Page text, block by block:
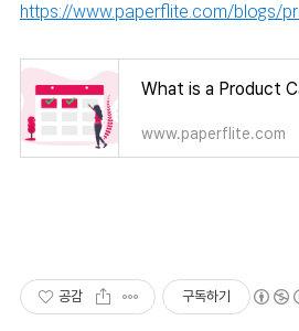
https://www.paperflite.com/blogs/
www.paperflite.com
공감 구독하기